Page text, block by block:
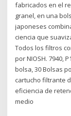
fabricados en el
granel, en una
japoneses
ciencia que
Todos los filtros
por NIOSH. 7940,
bolsa, 30 Bolsas
cartucho filtrante
eficiencia de
medio